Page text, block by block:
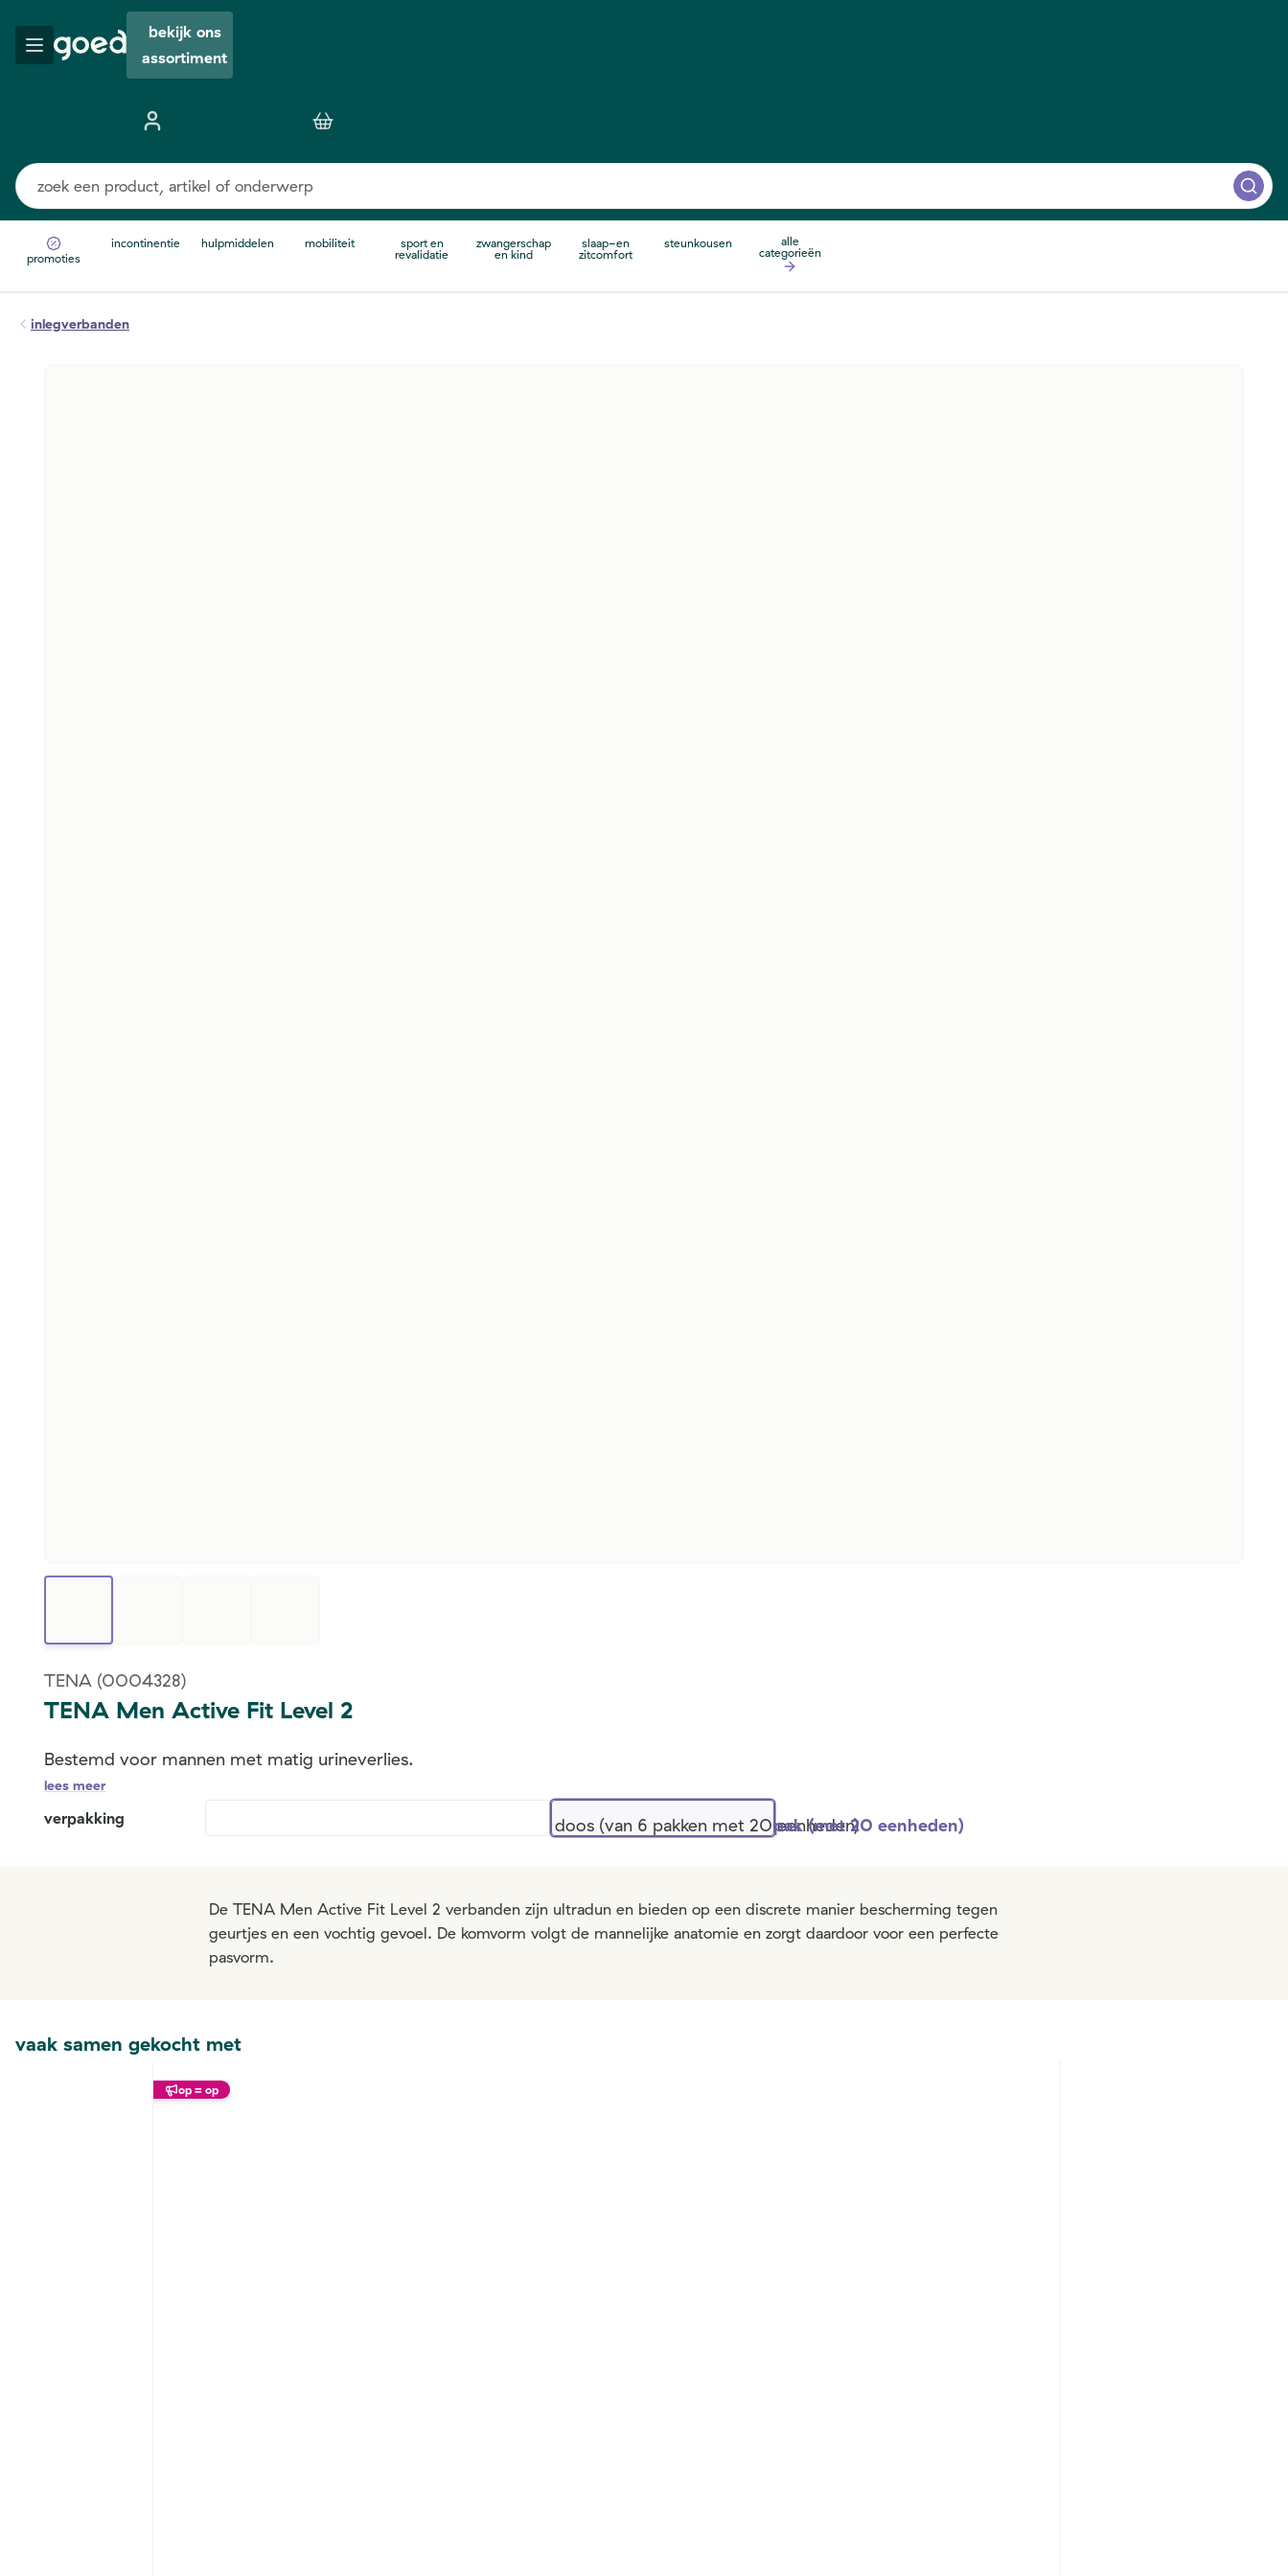
bekijk ons
assortiment
promoties
incontinentie hulpmiddelen mobiliteit
sport en
revalidatie
zwangerschap
en kind
slaap-en
zitcomfort
steunkousen
alle
categorieën
inlegverbanden
TENA (0004328)
TENA Men Active Fit Level 2
Bestemd voor mannen met matig urineverlies.
lees meer
verpakking doos (van 6 pakken met 20 eenheden)pak (met 20 eenheden)
De TENA Men Active Fit Level 2 verbanden zijn ultradun en bieden op een discrete manier bescherming tegen
geurtjes en een vochtig gevoel. De komvorm volgt de mannelijke anatomie en zorgt daardoor voor een perfecte
pasvorm.
vaak samen gekocht met
op = op